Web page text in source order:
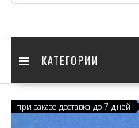
КАТЕГОРИИ
при заказе доставка до 7 дней